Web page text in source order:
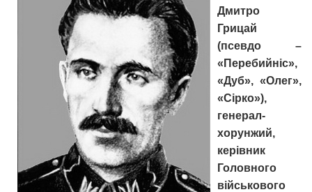
Дмитро
Грицай
(псевдо –
«Перебийніс»,
«Дуб», «Олег»,
«Сірко»),
генерал-
хорунжий,
керівник
Головного
військового